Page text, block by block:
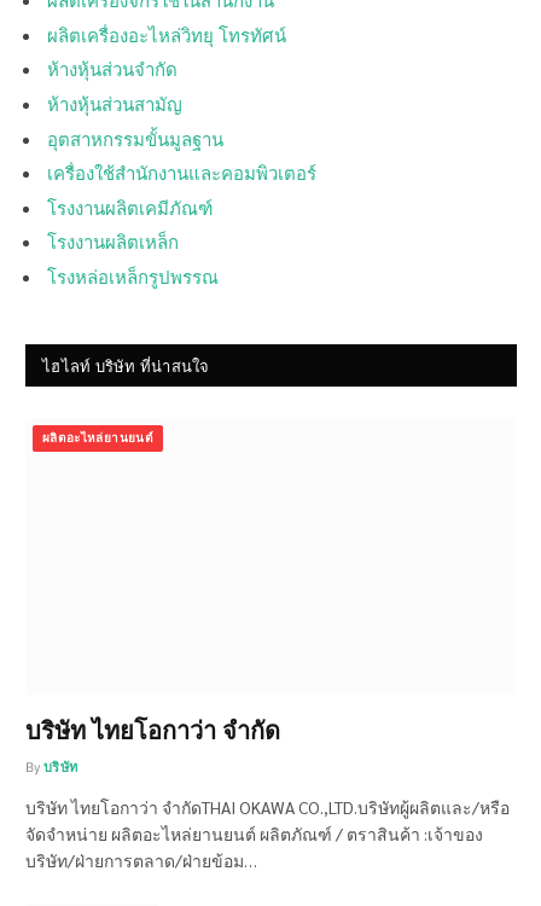
ผลิตเครื่องอะไหล่วิทยุ โทรทัศน์
ห้างหุ้นส่วนจำกัด
ห้างหุ้นส่วนสามัญ
อุตสาหกรรมขั้นมูลฐาน
เครื่องใช้สำนักงานและคอมพิวเตอร์
โรงงานผลิตเคมีภัณฑ์
โรงงานผลิตเหล็ก
โรงหล่อเหล็กรูปพรรณ
ไฮไลท์ บริษัท ที่น่าสนใจ
ผลิตอะไหล่ยานยนต์
บริษัท ไทยโอกาว่า จำกัด
By บริษัท
บริษัท ไทยโอกาว่า จำกัดTHAI OKAWA CO.,LTD.บริษัทผู้ผลิตและ/หรือ
จัดจำหน่าย ผลิตอะไหล่ยานยนต์ ผลิตภัณฑ์ / ตราสินค้า :เจ้าของ
บริษัท/ฝ่ายการตลาด/ฝ่ายข้อม…